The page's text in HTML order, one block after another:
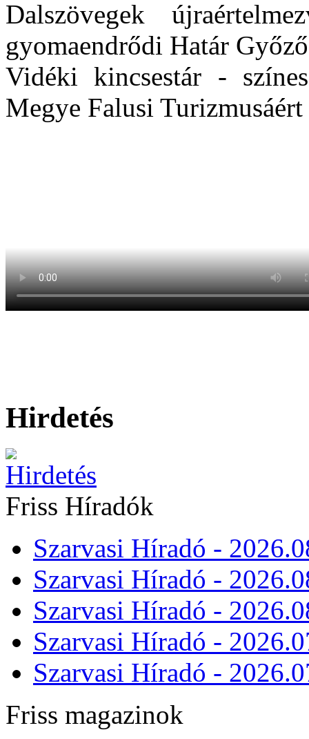
Dalszövegek
gyomaendrődi Határ
Vidéki kincsestár -
Megye Falusi
Hirdetés
Friss Híradók
Szarvasi Híradó -
Szarvasi Híradó -
Szarvasi Híradó -
Szarvasi Híradó -
Szarvasi Híradó -
Friss magazinok